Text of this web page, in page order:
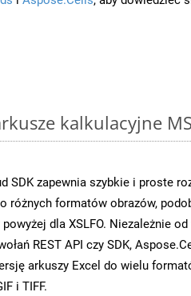
kalkulacyjne
SDK zapewnia szybkie i proste
różnych formatów obrazów,
dla XSLFO. Niezależnie
REST API czy SDK,
arkuszy Excel do wielu
i TIFF.